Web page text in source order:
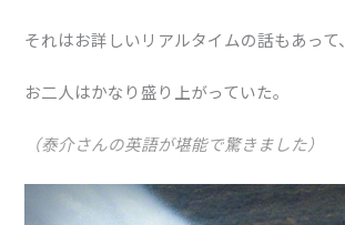
それはお詳しいリアルタイムの話もあって、
お二人はかなり盛り上がっていた。
（泰介さんの英語が堪能で驚きました）